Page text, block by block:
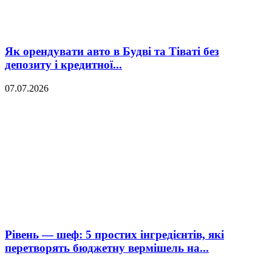
Як орендувати авто в Будві та Тіваті без
депозиту і кредитної...
07.07.2026
Рівень — шеф: 5 простих інгредієнтів, які
перетворять бюджетну вермішель на...